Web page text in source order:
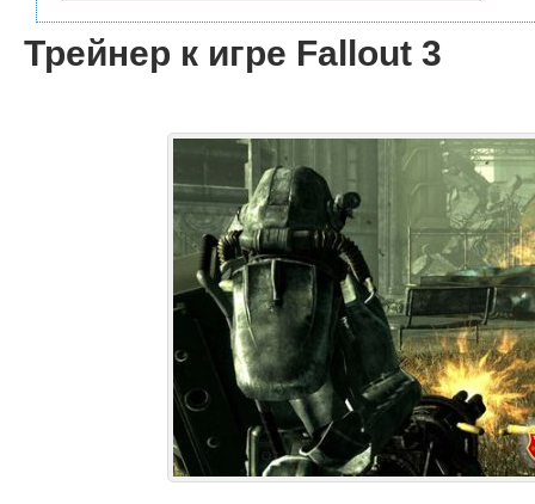
Трейнер к игре Fallout 3